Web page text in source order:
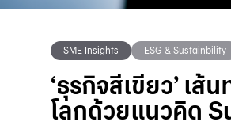
SME Insights ESG & Sustainbility
‘ธุรกิจสีเขียว’ เ
โลกด้วยแนวคิด